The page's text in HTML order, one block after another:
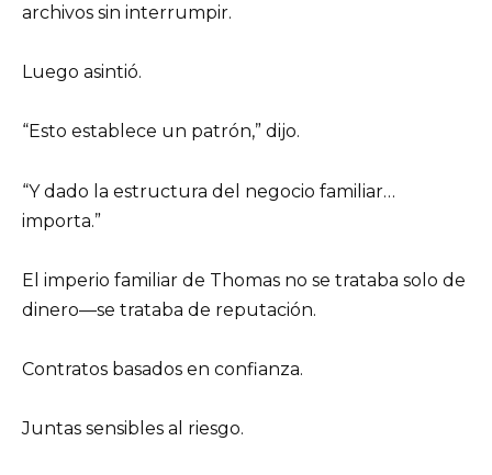
archivos sin interrumpir.
Luego asintió.
“Esto establece un patrón,” dijo.
“Y dado la estructura del negocio familiar…
importa.”
El imperio familiar de Thomas no se trataba solo de
dinero—se trataba de reputación.
Contratos basados en confianza.
Juntas sensibles al riesgo.